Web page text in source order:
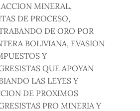
MINERAL,
DE PROCESO,
DE ORO POR
BOLIVIANA, EVASION
Y
QUE APOYAN
LAS LEYES Y
DE PROXIMOS
PRO MINERIA Y